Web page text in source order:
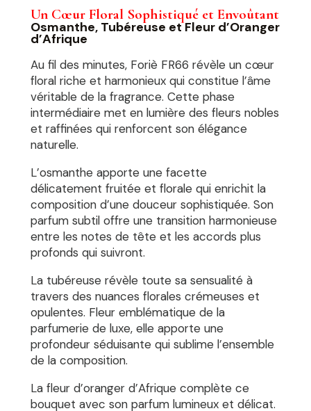
Un Cœur Floral Sophistiqué et Envoûtant
Osmanthe, Tubéreuse et Fleur d’Oranger
d’Afrique
Au fil des minutes, Foriè FR66 révèle un cœur
floral riche et harmonieux qui constitue l’âme
véritable de la fragrance. Cette phase
intermédiaire met en lumière des fleurs nobles
et raffinées qui renforcent son élégance
naturelle.
L’osmanthe apporte une facette
délicatement fruitée et florale qui enrichit la
composition d’une douceur sophistiquée. Son
parfum subtil offre une transition harmonieuse
entre les notes de tête et les accords plus
profonds qui suivront.
La tubéreuse révèle toute sa sensualité à
travers des nuances florales crémeuses et
opulentes. Fleur emblématique de la
parfumerie de luxe, elle apporte une
profondeur séduisante qui sublime l’ensemble
de la composition.
La fleur d’oranger d’Afrique complète ce
bouquet avec son parfum lumineux et délicat.